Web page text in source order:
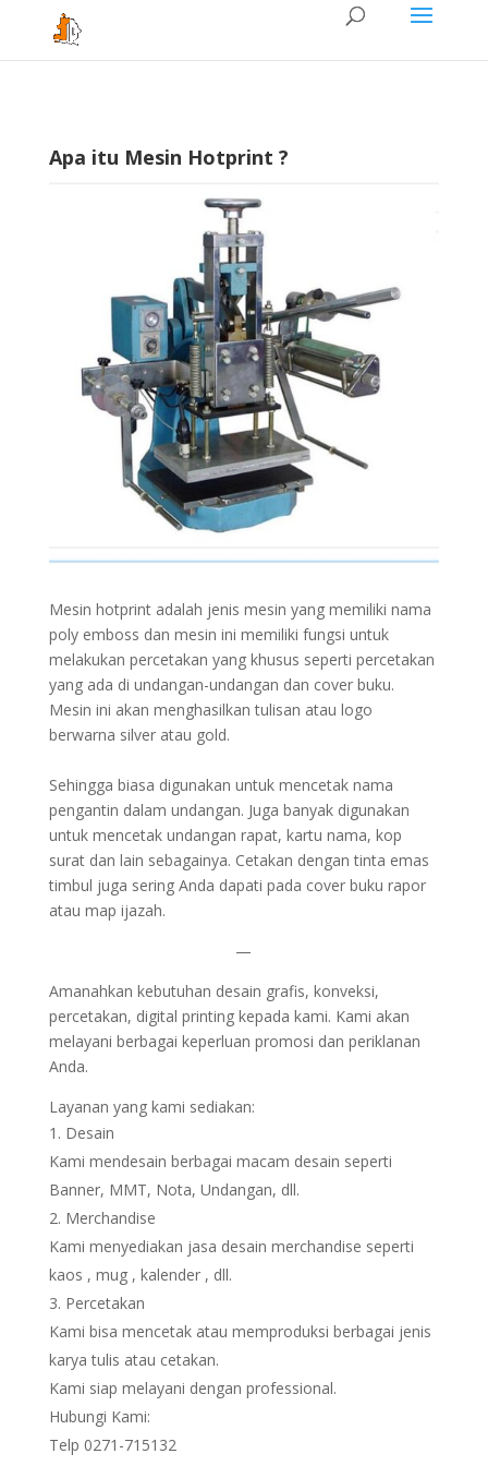
Apa itu Mesin Hotprint ?
Mesin hotprint adalah jenis mesin yang memiliki nama
poly emboss dan mesin ini memiliki fungsi untuk
melakukan percetakan yang khusus seperti percetakan
yang ada di undangan-undangan dan cover buku.
Mesin ini akan menghasilkan tulisan atau logo
berwarna silver atau gold.
Sehingga biasa digunakan untuk mencetak nama
pengantin dalam undangan. Juga banyak digunakan
untuk mencetak undangan rapat, kartu nama, kop
surat dan lain sebagainya. Cetakan dengan tinta emas
timbul juga sering Anda dapati pada cover buku rapor
atau map ijazah.
—
Amanahkan kebutuhan desain grafis, konveksi,
percetakan, digital printing kepada kami. Kami akan
melayani berbagai keperluan promosi dan periklanan
Anda.
Layanan yang kami sediakan:
Desain
Kami mendesain berbagai macam desain seperti
Banner, MMT, Nota, Undangan, dll.
Merchandise
Kami menyediakan jasa desain merchandise seperti
kaos , mug , kalender , dll.
Percetakan
Kami bisa mencetak atau memproduksi berbagai jenis
karya tulis atau cetakan.
Kami siap melayani dengan professional.
Hubungi Kami:
Telp 0271-715132